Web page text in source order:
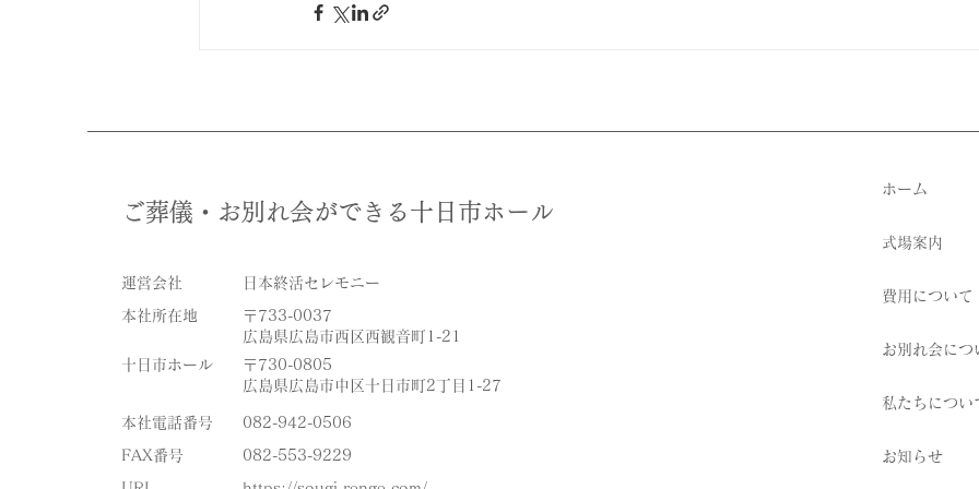
ご葬儀・お別れ会ができる十日市ホール
​運営会社 日本終活セレモニー
本社所在地
〒733-0037
広島県広島市西区西観音町1-21
​十日市ホール
〒730-0805
広島県広島市中区十日市町2丁目1-27
​本社電話番号 082-942-0506
FAX番号 082-553-9229
ホーム
式場案内
費用について
お別れ会につ
私たちについ
お知らせ